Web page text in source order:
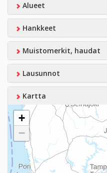
Alueet
Hankkeet
Muistomerkit, haudat
Lausunnot
Kartta
+
−